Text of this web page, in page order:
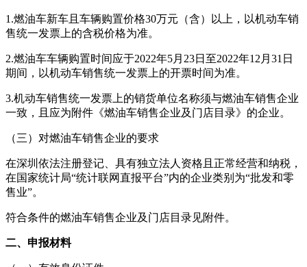
1.燃油车新车且车辆购置价格30万元（含）以上，以机动车销
售统一发票上的含税价格为准。
2.燃油车车辆购置时间应于2022年5月23日至2022年12月31日
期间，以机动车销售统一发票上的开票时间为准。
3.机动车销售统一发票上的销货单位名称须与燃油车销售企业
一致，且应为附件《燃油车销售企业及门店目录》的企业。
（三）对燃油车销售企业的要求
在深圳依法注册登记、具有独立法人资格且正常经营和纳税，
在国家统计局“统计联网直报平台”内的企业类别为“批发和零
售业”。
符合条件的燃油车销售企业及门店目录见附件。
二、申报材料